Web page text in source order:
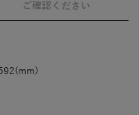
ご確認ください